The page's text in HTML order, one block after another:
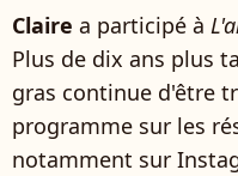
Claire a participé à
Plus de dix ans plus
gras continue d'être
programme sur les
notamment sur